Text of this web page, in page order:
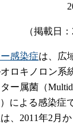
（掲載日
感染症は、広
ロキノロン系
ー属菌（
）による感染症
、2011年2月